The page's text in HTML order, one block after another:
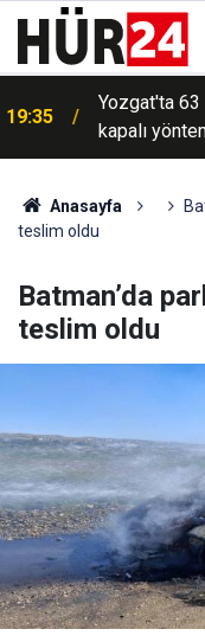
19:35
Yozgat'ta 63
kapalı
Anasayfa
teslim oldu
Batman’da
teslim oldu